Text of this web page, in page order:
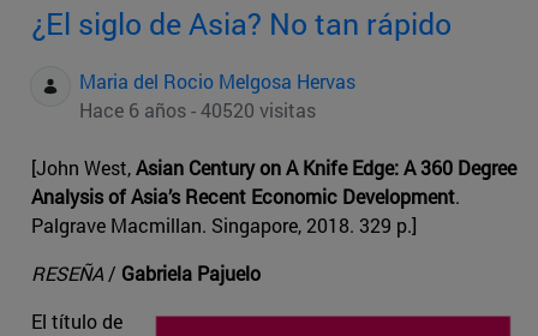
¿El siglo de Asia? No tan rápido
Maria del Rocio Melgosa Hervas
Hace 6 años - 40520 visitas
[John West,Asian Century on A Knife Edge: A 360 Degree
Analysis of Asia’s Recent Economic Development.
Palgrave Macmillan. Singapore, 2018. 329 p.]
RESEÑA/ Gabriela Pajuelo
El título de